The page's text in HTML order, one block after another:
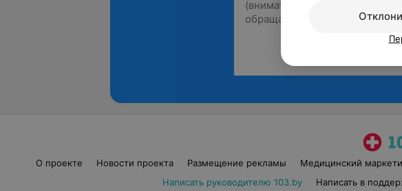
О проекте Новости проекта Размещение рекламы Медицинский
Написать руководителю 103.by
Написать в